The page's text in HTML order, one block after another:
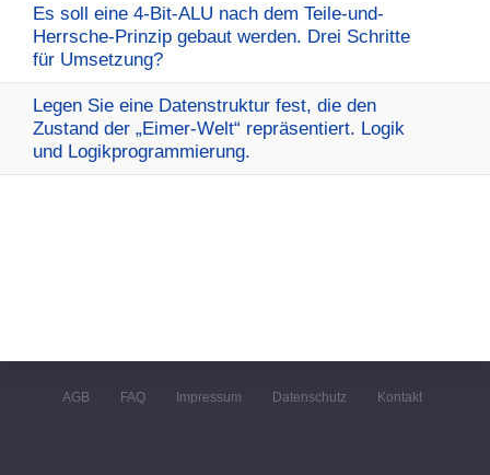
Es soll eine 4-Bit-ALU nach dem Teile-und-
Herrsche-Prinzip gebaut werden. Drei Schritte
für Umsetzung?
Legen Sie eine Datenstruktur fest, die den
Zustand der „Eimer-Welt“ repräsentiert. Logik
und Logikprogrammierung.
AGB FAQ Impressum Datenschutz Kontakt